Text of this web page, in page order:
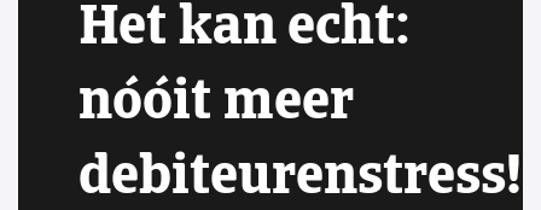
Het kan echt:
nóóit meer
debiteurenstress!